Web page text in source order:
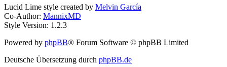
Lucid Lime style created by Melvin García
Co-Author: MannixMD
Style Version: 1.2.3
Powered by phpBB® Forum Software © phpBB Limited
Deutsche Übersetzung durch phpBB.de